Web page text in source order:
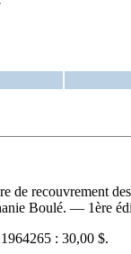
de recouvrement
Boulé. — 1ère
: 30,00 $.